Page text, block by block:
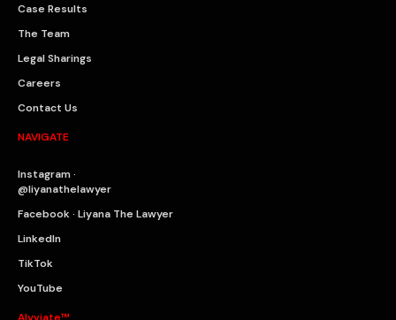
Case Results
The Team
Legal Sharings
Careers
Contact Us
NAVIGATE
Instagram ·
@liyanathelawyer
Facebook · Liyana The Lawyer
LinkedIn
TikTok
YouTube
Alyviate™